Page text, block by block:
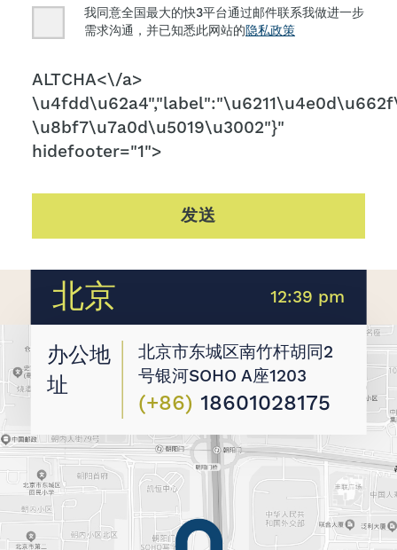
Consent
我同意全国最大的快3平台通过邮件联系我做进一步
需求沟通，并已知悉此网站的隐私政策
CAPTCHA
ALTCHA<\/a>
\u8bf7\u7a0d\u5019\u3002"}"
hidefooter="1">
发送
北京 12:39 pm
办公地
址
北京市东城区南竹杆胡同2
号银河SOHO A座1203
(+86) 18601028175